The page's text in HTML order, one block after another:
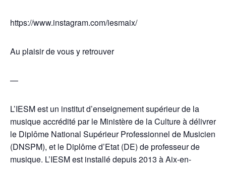
https://www.instagram.com/iesmaix/
Au plaisir de vous y retrouver
—
L’IESM est un institut d’enseignement supérieur de la
musique accrédité par le Ministère de la Culture à délivrer
le Diplôme National Supérieur Professionnel de Musicien
(DNSPM), et le Diplôme d’Etat (DE) de professeur de
musique. L’IESM est installé depuis 2013 à Aix-en-